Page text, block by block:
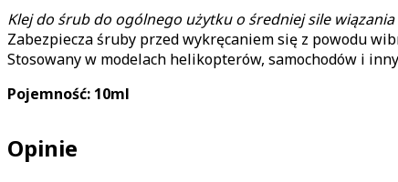
Klej do śrub do ogólnego użytku o średniej sile wiązania
Zabezpiecza śruby przed wykręcaniem się z powodu
Stosowany w modelach helikopterów, samochodów i
Pojemność: 10ml
Opinie